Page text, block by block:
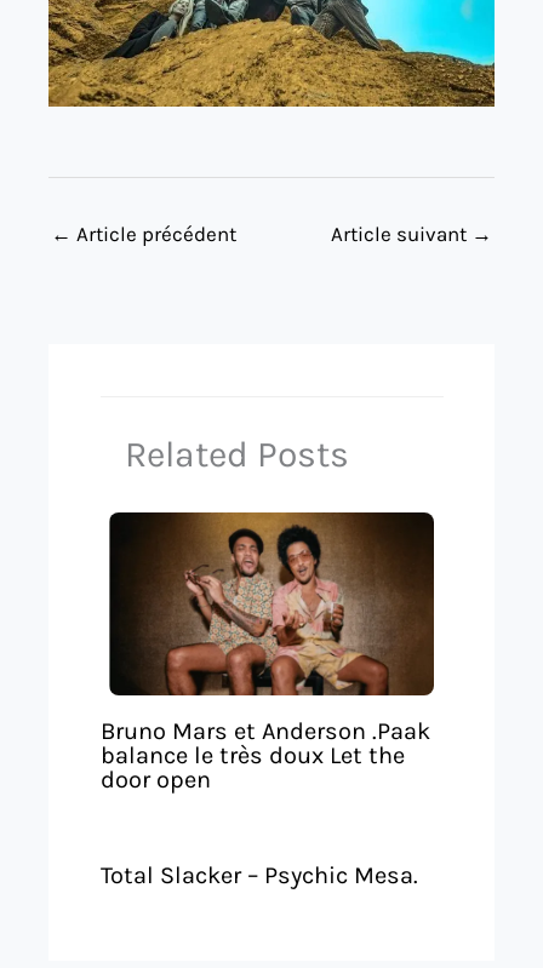
← Article précédent Article suivant →
Related Posts
Bruno Mars et Anderson .Paak
balance le très doux Let the
door open
Total Slacker – Psychic Mesa.